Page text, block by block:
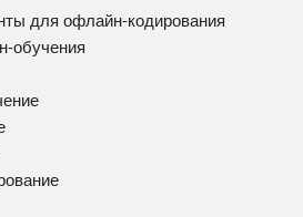
для офлайн-кодирования
обучения